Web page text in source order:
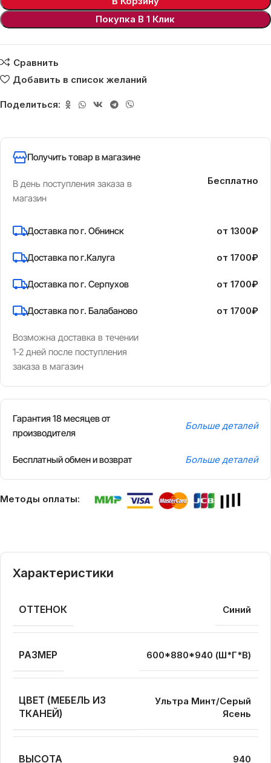
Покупка В 1 Клик
Сравнить
Добавить в список желаний
Поделиться:
Получить товар в магазине
В день поступления заказа в
магазин
Бесплатно
Доставка по г. Обнинск
Доставка по г.Калуга
Доставка по г. Серпухов
Доставка по г. Балабаново
Возможна доставка в течении
1-2 дней после поступления
заказа в магазин
от 1300₽
от 1700₽
от 1700₽
от 1700₽
Гарантия 18 месяцев от
производителя
Больше деталей
Бесплатный обмен и возврат Больше деталей
Методы оплаты:
Характеристики
ОТТЕНОК Синий
РАЗМЕР 600*880*940 (Ш*Г*В)
ЦВЕТ (МЕБЕЛЬ ИЗ
ТКАНЕЙ)
Ультра Минт/Серый
Ясень
ВЫСОТА 940